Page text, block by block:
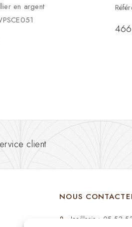
en argent
client
NOUS
Joaillerie : 05 53